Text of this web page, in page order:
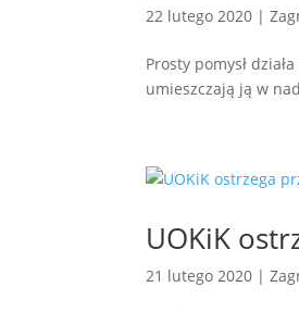
22 lutego 2020 |
Prosty pomysł
umieszczają ją w
UOKiK
21 lutego 2020 |